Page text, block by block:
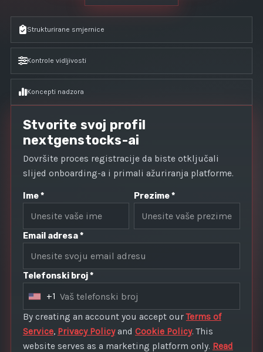
Strukturirane smjernice
Kontrole vidljivosti
Koncepti nadzora
Stvorite svoj profil
nextgenstocks-ai
Dovršite proces registracije da biste otključali
slijed onboarding-a i primali ažuriranja platforme.
Ime * Prezime *
Email adresa *
Telefonski broj *
U
n
i
t
+1
By creating an account you accept ourTerms of
Service, Privacy Policyand Cookie Policy. This
website serves as a marketing platform only. Read